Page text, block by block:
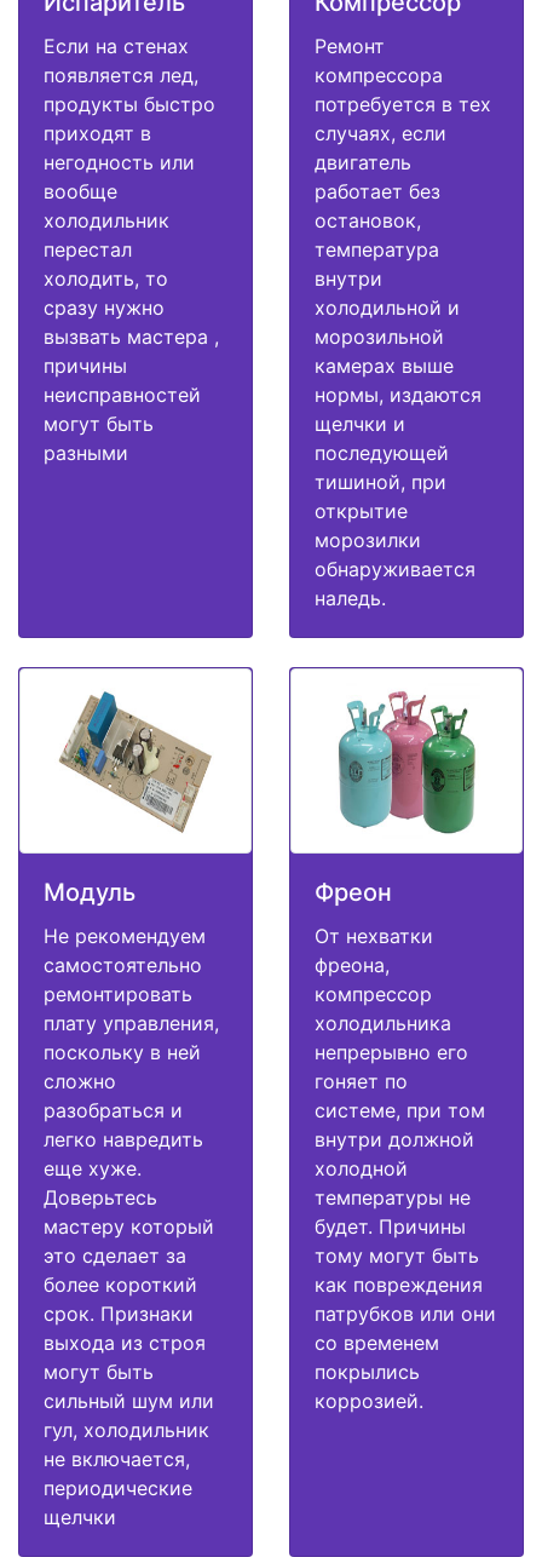
Если на стенах
появляется лед,
продукты быстро
приходят в
негодность или
вообще
холодильник
перестал
холодить, то
сразу нужно
вызвать мастера ,
причины
неисправностей
могут быть
разными
Ремонт
компрессора
потребуется в тех
случаях, если
двигатель
работает без
остановок,
температура
внутри
холодильной и
морозильной
камерах выше
нормы, издаются
щелчки и
последующей
тишиной, при
открытие
морозилки
обнаруживается
наледь.
Модуль
Не рекомендуем
самостоятельно
ремонтировать
плату управления,
поскольку в ней
сложно
разобраться и
легко навредить
еще хуже.
Доверьтесь
мастеру который
это сделает за
более короткий
срок. Признаки
выхода из строя
могут быть
сильный шум или
гул, холодильник
не включается,
периодические
щелчки
Фреон
От нехватки
фреона,
компрессор
холодильника
непрерывно его
гоняет по
системе, при том
внутри должной
холодной
температуры не
будет. Причины
тому могут быть
как повреждения
патрубков или они
со временем
покрылись
коррозией.